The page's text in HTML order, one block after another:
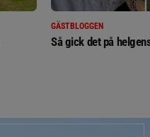
GÄSTBLOGGEN
Så gick det på